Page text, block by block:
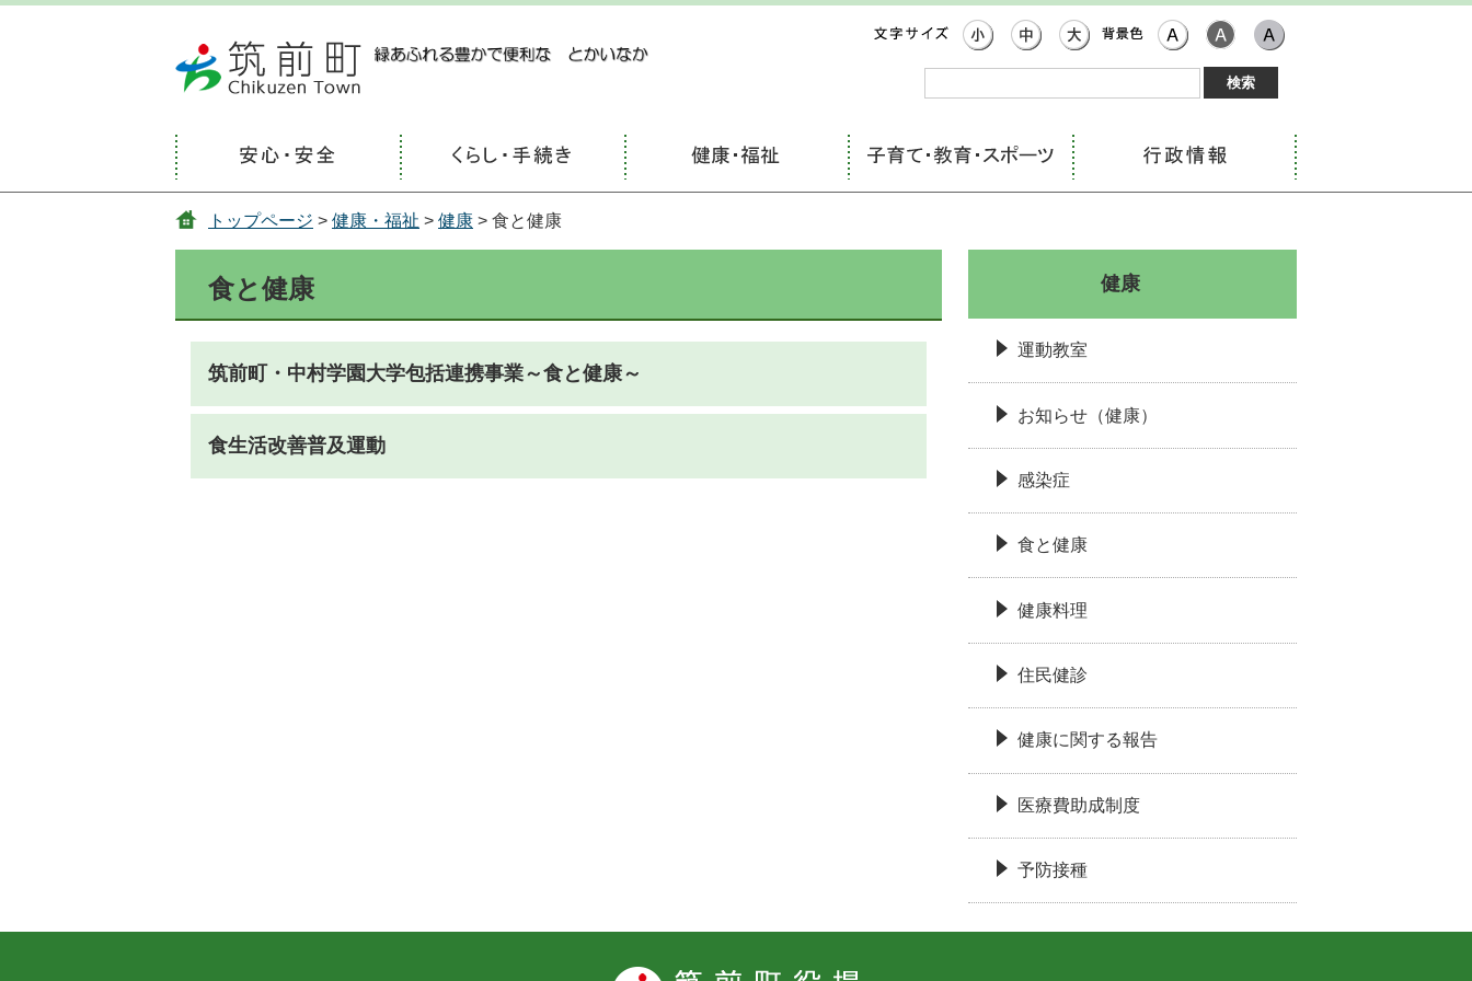
コンテンツにジャンプ
トップページ > 健康・福祉 > 健康 > 食と健康
食と健康
筑前町・中村学園大学包括連携事業～食と健康～
食生活改善普及運動
健康
運動教室
お知らせ（健康）
感染症
食と健康
健康料理
住民健診
健康に関する報告
医療費助成制度
予防接種